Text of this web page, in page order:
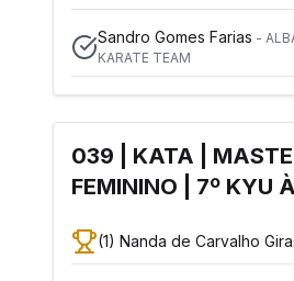
Sandro Gomes Farias -
KARATE TEAM
039 | KATA |
FEMININO | 7º KYU
(1) Nanda de Carvalho